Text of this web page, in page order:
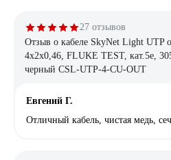
27 отзывов
Отзыв о кабеле SkyNet Light UTP
4x2x0,46, FLUKE TEST, кат.5e,
черный CSL-UTP-4-CU-OUT
Евгений Г.
Отличный кабель, чистая медь,